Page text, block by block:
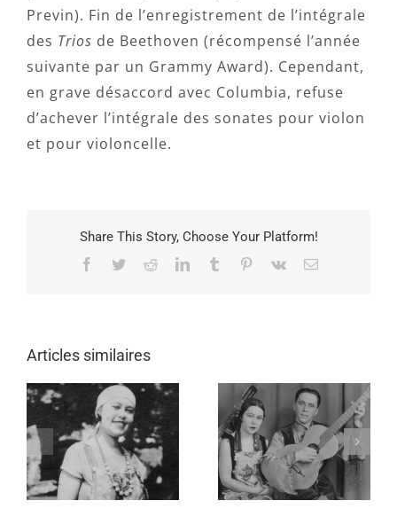
Previn). Fin de l’enregistrement de l’intégrale
des Trios de Beethoven (récompensé l’année
suivante par un Grammy Award). Cependant,
en grave désaccord avec Columbia, refuse
d’achever l’intégrale des sonates pour violon
et pour violoncelle.
Share This Story, Choose Your Platform!
Facebook
TwitterRedditLinkedInTumblr Pinterest
Vk Email
Articles similaires